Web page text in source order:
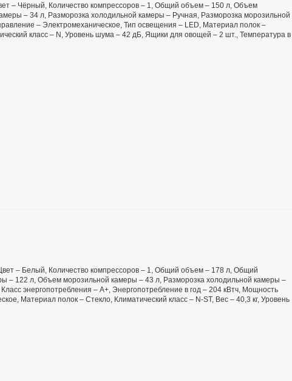
– Чёрный, Количество компрессоров – 1, Общий объем – 150 л, Объем
– 34 л, Разморозка холодильной камеры – Ручная, Разморозка морозильной
– Электромеханическое, Тип освещения – LED, Материал полок –
класс – N, Уровень шума – 42 дБ, Ящики для овощей – 2 шт., Температура в
– Белый, Количество компрессоров – 1, Общий объем – 178 л, Общий
– 122 л, Объем морозильной камеры – 43 л, Разморозка холодильной камеры –
энергопотребления – А+, Энергопотребление в год – 204 кВтч, Мощность
Материал полок – Стекло, Климатический класс – N-ST, Вес – 40,3 кг, Уровень